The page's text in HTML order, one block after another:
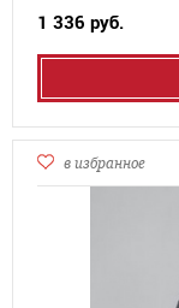
1 336 руб.
в избранное